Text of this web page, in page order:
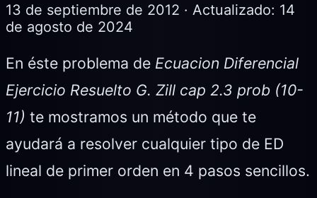
13 de septiembre de 2012 · Actualizado: 14
de agosto de 2024
En éste problema de Ecuacion Diferencial
Ejercicio Resuelto G. Zill cap 2.3 prob (10-
11) te mostramos un método que te
ayudará a resolver cualquier tipo de ED
lineal de primer orden en 4 pasos sencillos.